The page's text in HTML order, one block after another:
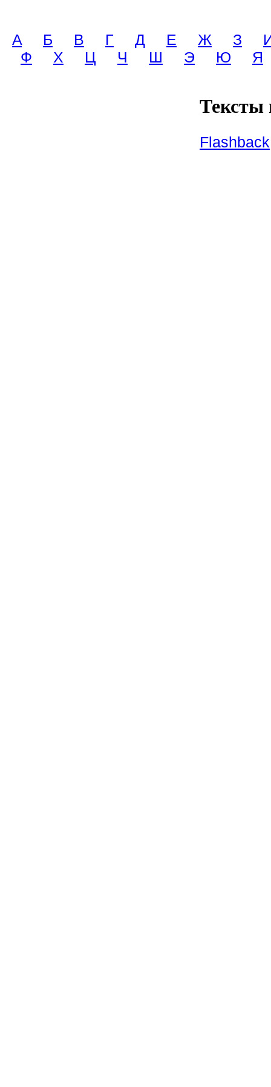
A Б В Г Д Е Ж З
Ф
Х Ц Ч Ш Э Ю Я
Тексты
Flashback